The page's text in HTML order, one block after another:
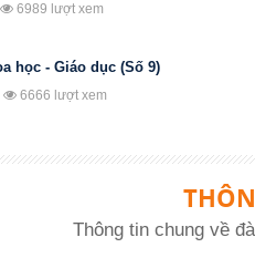
6989 lượt xem
học - Giáo dục (Số 9)
6666 lượt xem
Thông tin chung về